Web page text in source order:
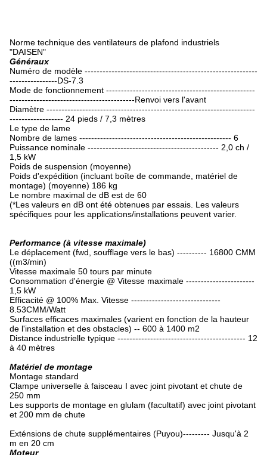
Norme technique des ventilateurs de plafond industriels
"DAISEN"
Généraux
Numéro de modèle ----------------------------------------------------------
----------------DS-7.3
Mode de fonctionnement --------------------------------------------------
------------------------------------------Renvoi vers l'avant
Diamètre ----------------------------------------------------------------------
------------------ 24 pieds / 7,3 mètres
Le type de lame
Nombre de lames --------------------------------------------------- 6
Puissance nominale -------------------------------------------- 2,0 ch /
1,5 kW
Poids de suspension (moyenne)
Poids d'expédition (incluant boîte de commande, matériel de
montage) (moyenne) 186 kg
Le nombre maximal de dB est de 60
(*Les valeurs en dB ont été obtenues par essais. Les valeurs
spécifiques pour les applications/installations peuvent varier.
Performance (à vitesse maximale)
Le déplacement (fwd, soufflage vers le bas) ---------- 16800 CMM
((m3/min)
Vitesse maximale 50 tours par minute
Consommation d'énergie @ Vitesse maximale -----------------------
1,5 kW
Efficacité @ 100% Max. Vitesse ------------------------------
8.53CMM/Watt
Surfaces efficaces maximales (varient en fonction de la hauteur
de l'installation et des obstacles) -- 600 à 1400 m2
Distance industrielle typique ------------------------------------------- 12
à 40 mètres
Matériel de montage
Montage standard
Clampe universelle à faisceau I avec joint pivotant et chute de
250 mm
Les supports de montage en glulam (facultatif) avec joint pivotant
et 200 mm de chute
Exténsions de chute supplémentaires (Puyou)--------- Jusqu'à 2
m en 20 cm
Moteur